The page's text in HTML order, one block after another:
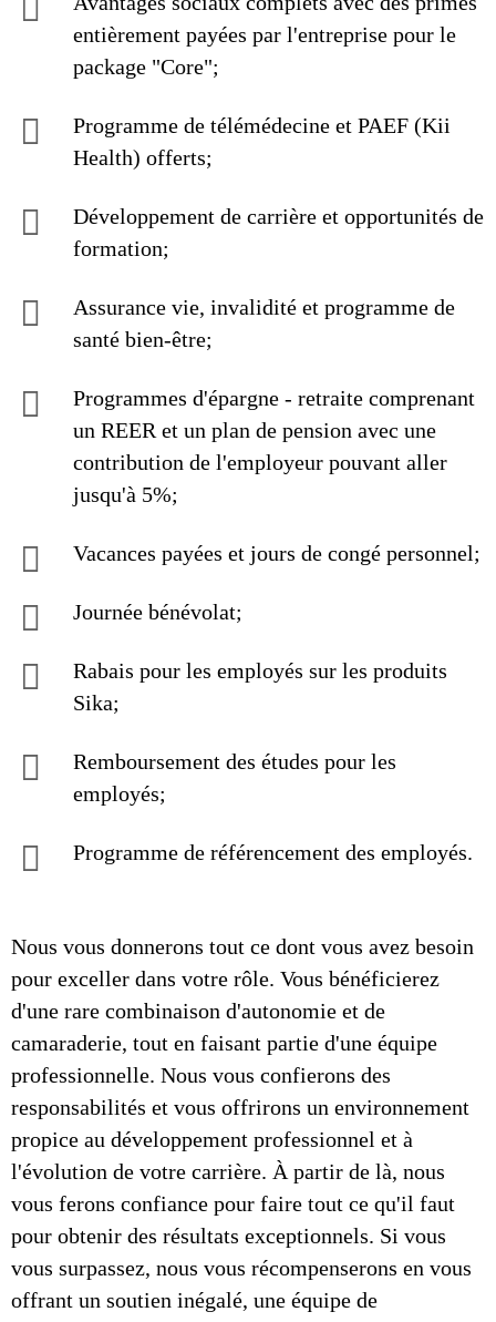
entièrement payées par l'entreprise pour le
package "Core";
Programme de télémédecine et PAEF (Kii
Health) offerts;
Développement de carrière et opportunités de
formation;
Assurance vie, invalidité et programme de
santé bien-être;
Programmes d'épargne - retraite comprenant
un REER et un plan de pension avec une
contribution de l'employeur pouvant aller
jusqu'à 5%;
Vacances payées et jours de congé personnel;
Journée bénévolat;
Rabais pour les employés sur les produits
Sika;
Remboursement des études pour les
employés;
Programme de référencement des employés.
Nous vous donnerons tout ce dont vous avez besoin
pour exceller dans votre rôle. Vous bénéficierez
d'une rare combinaison d'autonomie et de
camaraderie, tout en faisant partie d'une équipe
professionnelle. Nous vous confierons des
responsabilités et vous offrirons un environnement
propice au développement professionnel et à
l'évolution de votre carrière. À partir de là, nous
vous ferons confiance pour faire tout ce qu'il faut
pour obtenir des résultats exceptionnels. Si vous
vous surpassez, nous vous récompenserons en vous
offrant un soutien inégalé, une équipe de